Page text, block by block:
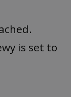
is set to